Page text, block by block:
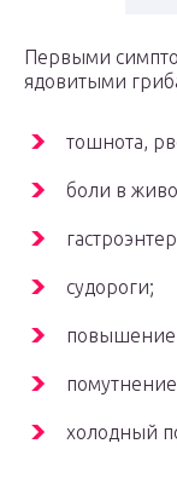
Первыми
ядовитыми
тошнота,
боли в
судороги;
повышение
холодный